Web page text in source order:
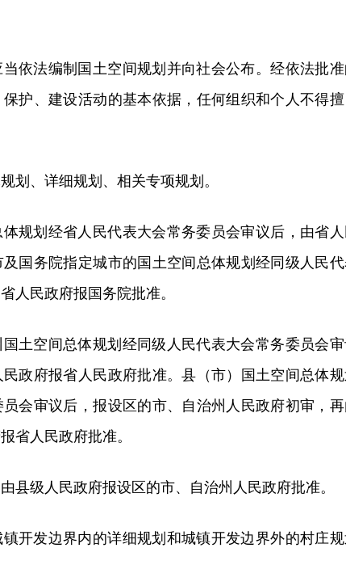
依法编制国土空间规划并向社会公布。经依法批
护、建设活动的基本依据，任何组织和个人不得擅
划、详细规划、相关专项规划。
规划经省人民代表大会常务委员会审议后，由省
国务院指定城市的国土空间总体规划经同级人民
人民政府报国务院批准。
土空间总体规划经同级人民代表大会常务委员会审
政府报省人民政府批准。县（市）国土空间总体规
会审议后，报设区的市、自治州人民政府初审，
省人民政府批准。
县级人民政府报设区的市、自治州人民政府批准。
开发边界内的详细规划和城镇开发边界外的村庄规